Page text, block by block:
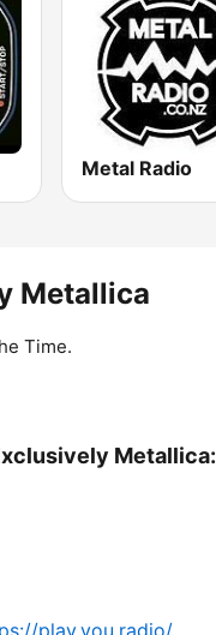
Metal Radio
Metallica
Time.
Metallica: